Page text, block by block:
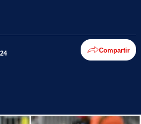
Compartir